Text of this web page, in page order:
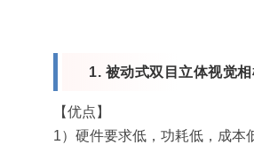
1. 被动式双目立体视觉
【优点】
1）硬件要求低，功耗低，成本